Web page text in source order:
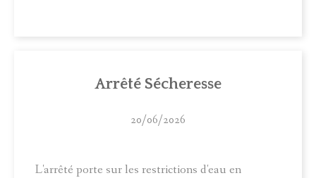
Arrêté Sécheresse
20/06/2026
L'arrêté porte sur les restrictions d'eau en